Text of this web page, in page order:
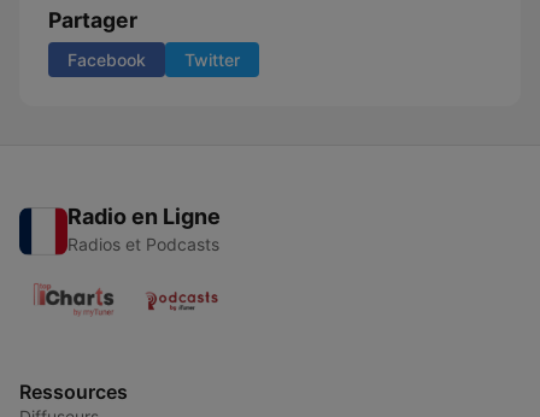
Partager
Facebook Twitter
Radio en Ligne
Radios et Podcasts
Ressources